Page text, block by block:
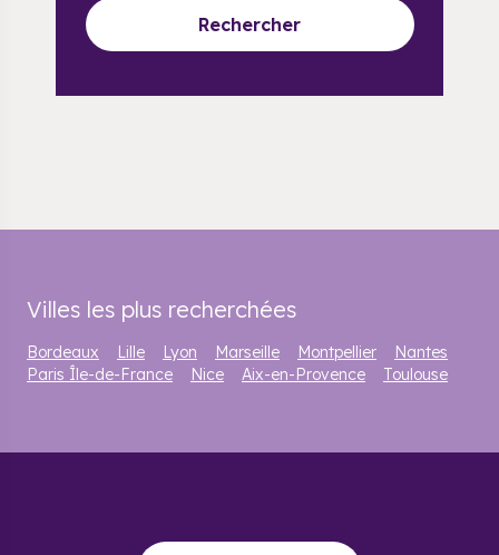
Rechercher
Villes les plus recherchées
Bordeaux Lille Lyon Marseille Montpellier
Nantes
Paris Île-de-France
Nice Aix-en-Provence Toulouse